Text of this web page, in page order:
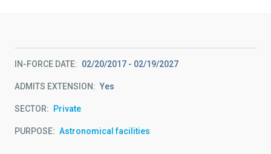
IN-FORCE DATE 02/20/2017 - 02/19/2027
ADMITS EXTENSION Yes
SECTOR Private
PURPOSE Astronomical facilities